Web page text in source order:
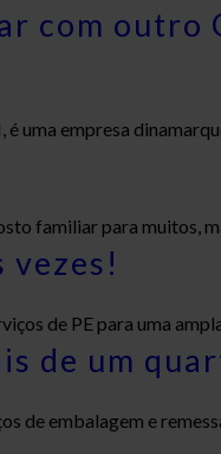
com outro
empresa
familiar para muitos,
vezes!
de PE para uma
de um
de embalagem e